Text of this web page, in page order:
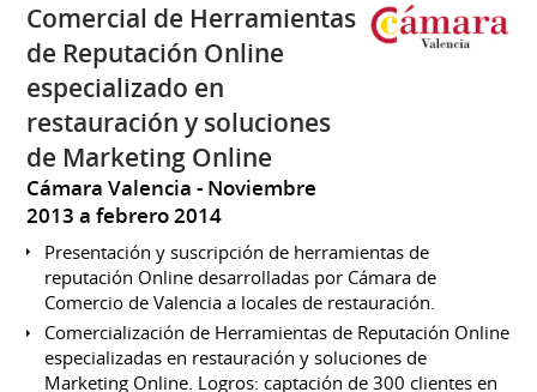
Comercial de Herramientas
de Reputación Online
especializado en
restauración y soluciones
de Marketing Online
Cámara Valencia
Noviembre
2013 a febrero 2014
Presentación y suscripción de herramientas de
reputación Online desarrolladas por Cámara de
Comercio de Valencia a locales de restauración.
Comercialización de Herramientas de Reputación Online
especializadas en restauración y soluciones de
Marketing Online. Logros: captación de 300 clientes en